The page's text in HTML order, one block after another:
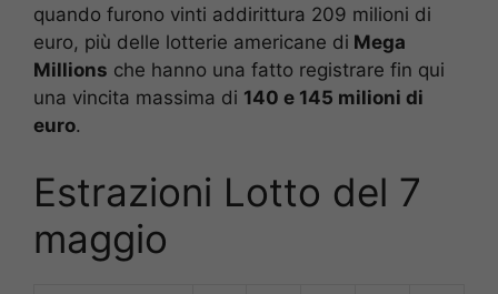
quando furono vinti addirittura 209 milioni di
euro, più delle lotterie americane di Mega
Millions che hanno una fatto registrare fin qui
una vincita massima di 140 e 145 milioni di
euro.
Estrazioni Lotto del 7
maggio